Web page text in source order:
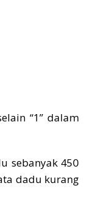
“1” dalam
sebanyak 450
dadu kurang